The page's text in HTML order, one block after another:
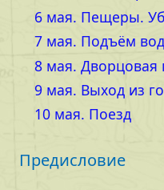
6 мая. Пещеры.
7 мая. Подъём
8 мая. Дворцовая
9 мая. Выход из
10 мая. Поезд
Предисловие